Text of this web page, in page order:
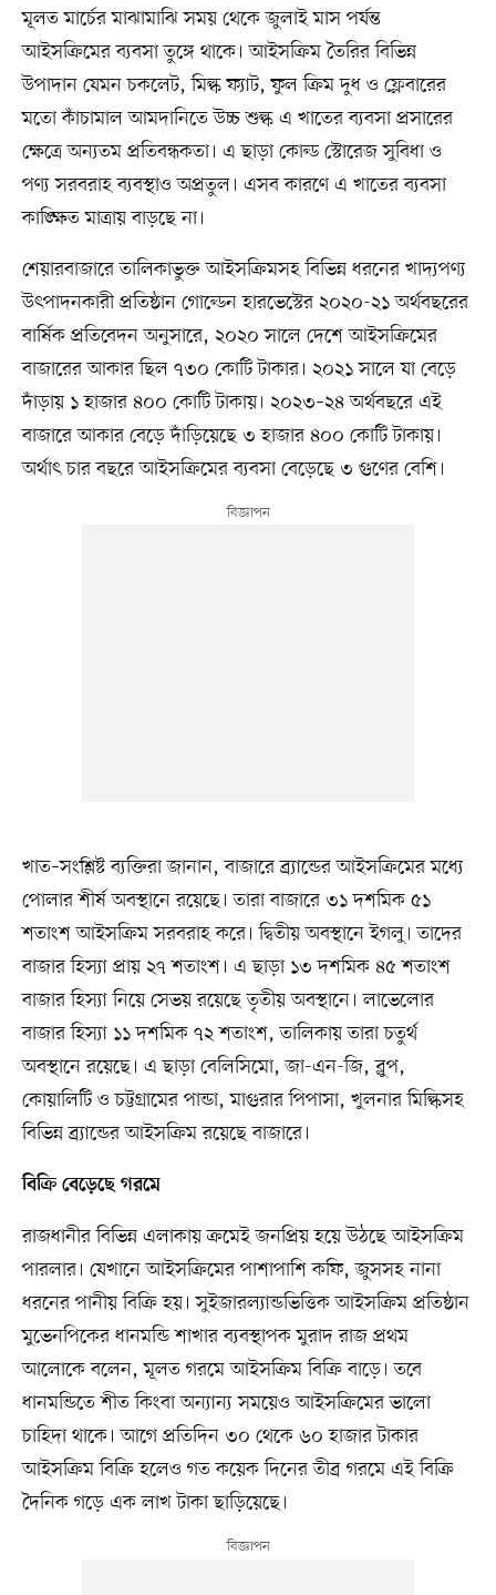
মূলত মার্চের মাঝামাঝি সময় থেকে জুলাই মাস পর্যন্ত
আইসক্রিমের ব্যবসা তুঙ্গে থাকে। আইসক্রিম তৈরির বিভিন্ন
উপাদান যেমন চকলেট, মিল্ক ফ্যাট, ফুল ক্রিম দুধ ও ফ্লেবারের
মতো কাঁচামাল আমদানিতে উচ্চ শুল্ক এ খাতের ব্যবসা প্রসারের
ক্ষেত্রে অন্যতম প্রতিবন্ধকতা। এ ছাড়া কোল্ড স্টোরেজ সুবিধা ও
পণ্য সরবরাহ ব্যবস্থাও অপ্রতুল। এসব কারণে এ খাতের ব্যবসা
কাঙ্ক্ষিত মাত্রায় বাড়ছে না।
শেয়ারবাজারে তালিকাভুক্ত আইসক্রিমসহ বিভিন্ন ধরনের খাদ্যপণ্য
উৎপাদনকারী প্রতিষ্ঠান গোল্ডেন হারভেস্টের ২০২০-২১ অর্থবছরের
বার্ষিক প্রতিবেদন অনুসারে, ২০২০ সালে দেশে আইসক্রিমের
বাজারের আকার ছিল ৭৩০ কোটি টাকার। ২০২১ সালে যা বেড়ে
দাঁড়ায় ১ হাজার ৪০০ কোটি টাকায়। ২০২৩–২৪ অর্থবছরে এই
বাজারে আকার বেড়ে দাঁড়িয়েছে ৩ হাজার ৪০০ কোটি টাকায়।
অর্থাৎ চার বছরে আইসক্রিমের ব্যবসা বেড়েছে ৩ গুণের বেশি।
খাত–সংশ্লিষ্ট ব্যক্তিরা জানান, বাজারে ব্র্যান্ডের আইসক্রিমের মধ্যে
পোলার শীর্ষ অবস্থানে রয়েছে। তারা বাজারে ৩১ দশমিক ৫১
শতাংশ আইসক্রিম সরবরাহ করে। দ্বিতীয় অবস্থানে ইগলু। তাদের
বাজার হিস্যা প্রায় ২৭ শতাংশ। এ ছাড়া ১৩ দশমিক ৪৫ শতাংশ
বাজার হিস্যা নিয়ে সেভয় রয়েছে তৃতীয় অবস্থানে। লাভেলোর
বাজার হিস্যা ১১ দশমিক ৭২ শতাংশ, তালিকায় তারা চতুর্থ
অবস্থানে রয়েছে। এ ছাড়া বেলিসিমো, জা-এন-জি, ব্লুপ,
কোয়ালিটি ও চট্টগ্রামের পান্ডা, মাগুরার পিপাসা, খুলনার মিল্কিসহ
বিভিন্ন ব্র্যান্ডের আইসক্রিম রয়েছে বাজারে।
বিক্রি বেড়েছে গরমে
রাজধানীর বিভিন্ন এলাকায় ক্রমেই জনপ্রিয় হয়ে উঠছে আইসক্রিম
পারলার। যেখানে আইসক্রিমের পাশাপাশি কফি, জুসসহ নানা
ধরনের পানীয় বিক্রি হয়। সুইজারল্যান্ডভিত্তিক আইসক্রিম প্রতিষ্ঠান
মুভেনপিকের ধানমন্ডি শাখার ব্যবস্থাপক মুরাদ রাজ প্রথম
আলোকে বলেন, মূলত গরমে আইসক্রিম বিক্রি বাড়ে। তবে
ধানমন্ডিতে শীত কিংবা অন্যান্য সময়েও আইসক্রিমের ভালো
চাহিদা থাকে। আগে প্রতিদিন ৩০ থেকে ৬০ হাজার টাকার
আইসক্রিম বিক্রি হলেও গত কয়েক দিনের তীব্র গরমে এই বিক্রি
দৈনিক গড়ে এক লাখ টাকা ছাড়িয়েছে।